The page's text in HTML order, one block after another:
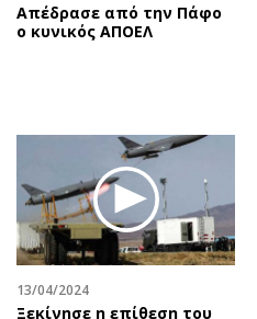
Απέδρασε από την Πάφο
ο κυνικός ΑΠΟΕΛ
13/04/2024
Ξεκίνησε η επίθεση του